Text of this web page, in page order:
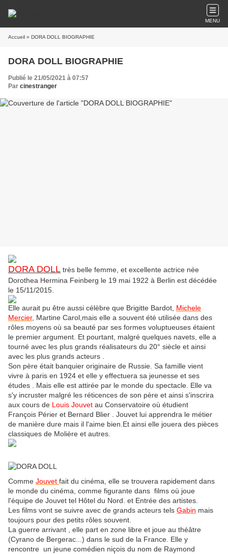
MENU
Accueil » DORA DOLL BIOGRAPHIE
DORA DOLL BIOGRAPHIE
Publié le 21/05/2021 à 07:57
Par cinestranger
DORA DOLL très belle femme, et excellente actrice née
Dorothea Hermina Feinberg le 19 mai 1922 à Berlin est décédée
le 15/11/2015.
Elle aurait pu être aussi célèbre que Brigitte Bardot, Michele
Mercier, Martine Carol, mais elle a souvent été utilisée dans des
rôles moyens où sa beauté par ses formes voluptueuses étaient
le premier argument. Et pourtant, malgré quelques navets, elle a
tourné avec les plus grands réalisateurs du 20° siècle et ainsi
avec les plus grands acteurs .
Son père était banquier originaire de Russie. Sa famille vient
vivre à paris en 1924 et elle y effectuera sa jeunesse et ses
études . Mais elle est attirée par le monde du spectacle. Elle va
s'y incruster malgré les réticences de son père et ainsi s'inscrira
aux cours de Louis Jouvet au Conservatoire où étudient
François Périer et Bernard Blier . Jouvet lui apprendra le métier
de manière dure mais il l'aime bien.Et ainsi elle jouera des pièces
classiques de Molière et autres.
Comme Jouvet fait du cinéma, elle se trouvera rapidement dans
le monde du cinéma, comme figurante dans films où joue
l'équipe de Jouvet tel Hôtel du Nord. et Entrée des artistes.
Les films vont se suivre avec de grands acteurs tels Gabin mais
toujours pour des petits rôles souvent.
La guerre arrivant , elle part en zone libre et joue au théâtre
(Cyrano de Bergerac...) dans le sud de la France. Elle y
rencontre un jeune comédien niçois du nom de Raymond